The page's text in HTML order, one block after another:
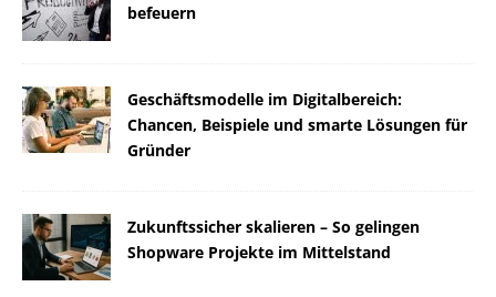
befeuern
Geschäftsmodelle im Digitalbereich:
Chancen, Beispiele und smarte Lösungen für
Gründer
Zukunftssicher skalieren – So gelingen
Shopware Projekte im Mittelstand